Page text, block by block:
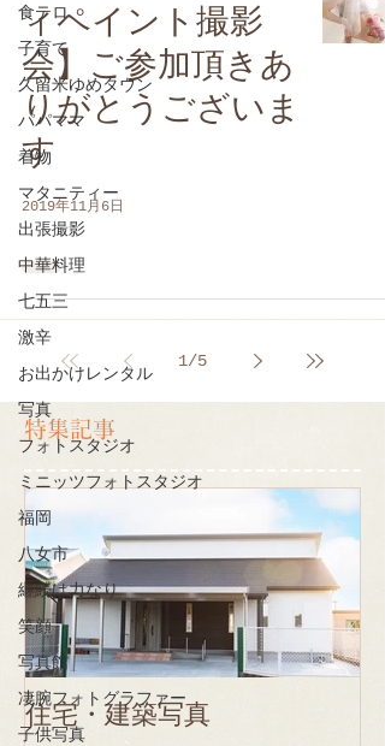
食テロ
子育て
久留米ゆめタウン
パパママ
着物
マタニティー
出張撮影
中華料理
七五三
激辛
お出かけレンタル
写真
フォトスタジオ
ミニッツフォトスタジオ
福岡
八女市
継続は力なり
笑顔
写真館
凄腕フォトグラファー
子供写真
ィペイント撮影
会】ご参加頂きあ
りがとうございま
す
2019年11月6日
1/5
特集記事
住宅・建築写真